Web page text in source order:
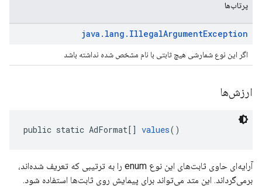
پرتاب‌ها
java . lang . IllegalArgumentException
اگر این نوع شمارشی هیچ ثابتی با نام مشخص شده نداشته باشد
ارزش‌ها
public static AdFormat[] values()
آرایه‌ای حاوی ثابت‌های این نوع enum را به ترتیبی که تعریف شده‌اند،
برمی‌گرداند. این متد می‌تواند برای پیمایش روی ثابت‌ها استفاده شود.